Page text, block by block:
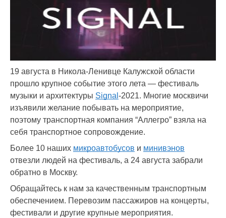
19 августа в Никола-Ленивце Калужской области
прошло крупное событие этого лета — фестиваль
музыки и архитектуры Signal -2021. Многие москвичи
изъявили желание побывать на мероприятие,
поэтому транспортная компания “Аллегро” взяла на
себя транспортное сопровождение.
Более 10 наших микроавтобусов и минивэнов
отвезли людей на фестиваль, а 24 августа забрали
обратно в Москву.
Обращайтесь к нам за качественным транспортным
обеспечением. Перевозим пассажиров на концерты,
фестивали и другие крупные мероприятия.